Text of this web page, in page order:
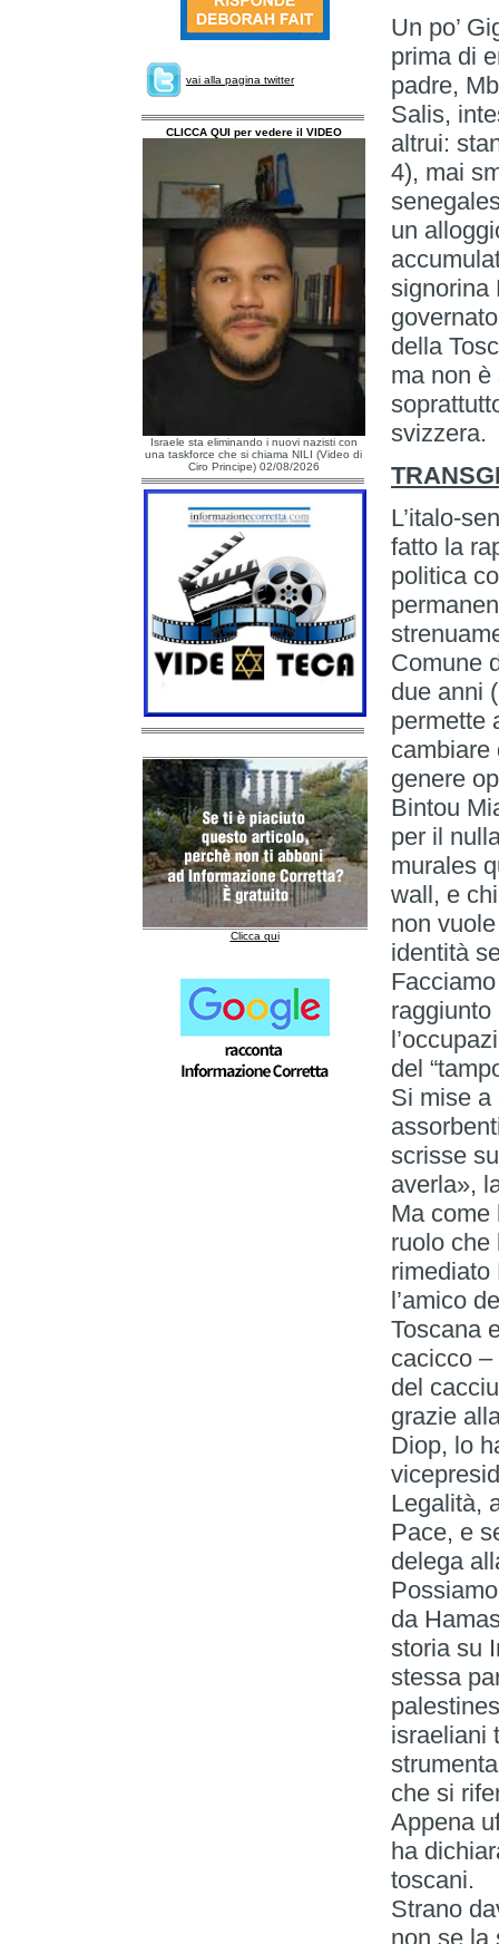
vai alla pagina twitter
CLICCA QUI per vedere il VIDEO
Israele sta eliminando i nuovi nazisti con
una taskforce che si chiama NILI (Video di
Ciro Principe) 02/08/2026
Clicca qui
Un po’
prima di
padre,
Salis,
altrui:
4), mai
un
signorina
della
ma non
svizzera.
L’italo-
fatto la
politica
Comune
due anni
permette
cambiare
genere
Bintou
per il
murales
wall, e
non
identità
raggiunto
del
Si mise a
scrisse
averla»,
Ma come
ruolo che
rimediato
l’amico
Toscana
cacicco
del
grazie
Diop, lo
Legalità,
Pace, e
delega
da
storia su
stessa
israeliani
che si
Appena
ha
toscani.
Strano
non se la